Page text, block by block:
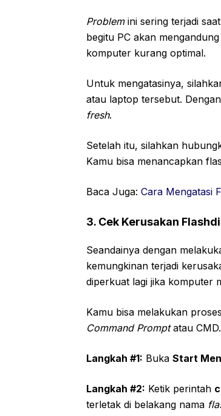
Problem ini sering terjadi
begitu PC akan
komputer kurang optimal.
Untuk mengatasinya,
atau laptop tersebut.
fresh.
Setelah itu, silahkan
Kamu bisa menancapkan
Baca Juga: Cara Mengatasi
3. Cek Kerusakan
Seandainya dengan
kemungkinan terjadi
diperkuat lagi jika komputer
Kamu bisa melakukan
Command Promptatau
Langkah #1: Buka Start
Langkah #2: Ketik perintah
terletak di belakang nama